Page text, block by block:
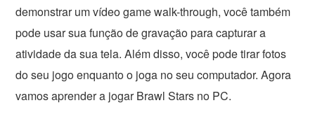
demonstrar um vídeo game walk-through, você também
pode usar sua função de gravação para capturar a
atividade da sua tela. Além disso, você pode tirar fotos
do seu jogo enquanto o joga no seu computador. Agora
vamos aprender a jogar Brawl Stars no PC.